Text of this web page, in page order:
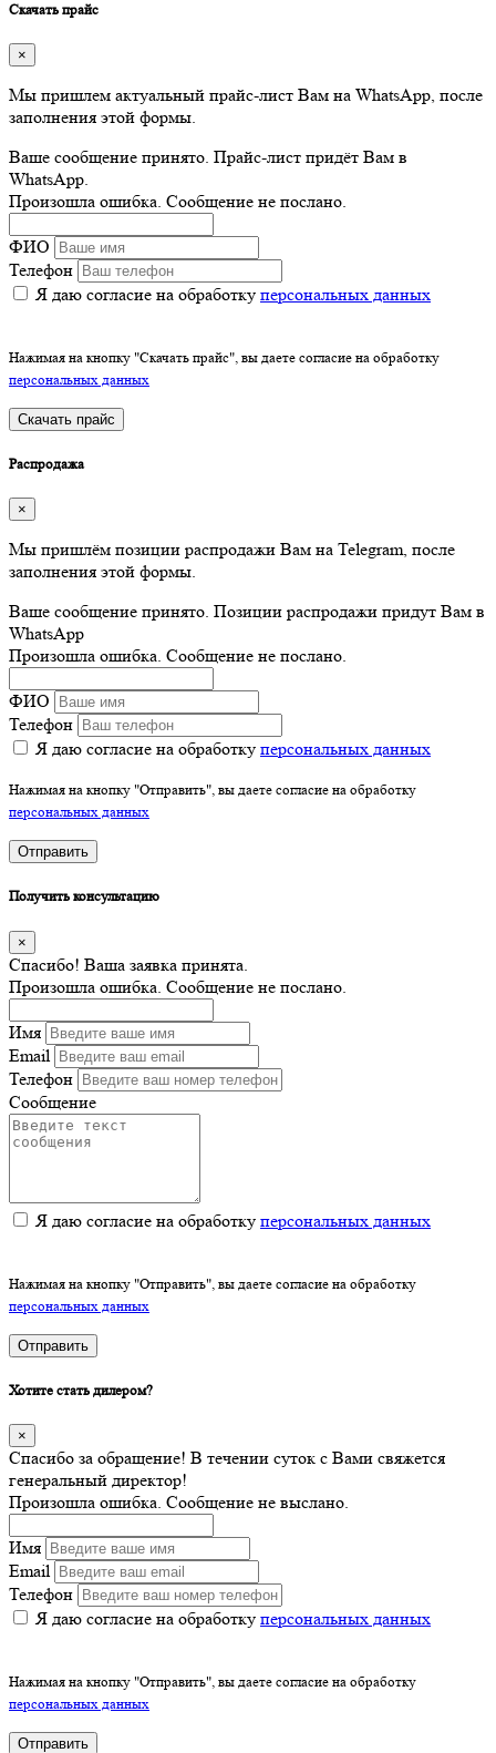
Скачать прайс
×
Мы пришлем актуальный прайс-лист Вам на WhatsApp, после
заполнения этой формы.
Ваше сообщение принято. Прайс-лист придёт Вам в
WhatsApp.
Произошла ошибка. Сообщение не послано.
ФИО
Телефон
Я даю согласие на обработку персональных данных
Нажимая на кнопку "Скачать прайс", вы даете согласие на обработку
персональных данных
Скачать прайс
Распродажа
×
Мы пришлём позиции распродажи Вам на Telegram, после
заполнения этой формы.
Ваше сообщение принято. Позиции распродажи придут Вам в
WhatsApp
Произошла ошибка. Сообщение не послано.
ФИО
Телефон
Я даю согласие на обработку персональных данных
Нажимая на кнопку "Отправить", вы даете согласие на обработку
персональных данных
Отправить
Получить консультацию
×
Спасибо! Ваша заявка принята.
Произошла ошибка. Сообщение не послано.
Имя
Email
Телефон
Сообщение
Я даю согласие на обработку персональных данных
Нажимая на кнопку "Отправить", вы даете согласие на обработку
персональных данных
Отправить
Хотите стать дилером?
×
Спасибо за обращение! В течении суток с Вами свяжется
генеральный директор!
Произошла ошибка. Сообщение не выслано.
Имя
Email
Телефон
Я даю согласие на обработку персональных данных
Нажимая на кнопку "Отправить", вы даете согласие на обработку
персональных данных
Отправить